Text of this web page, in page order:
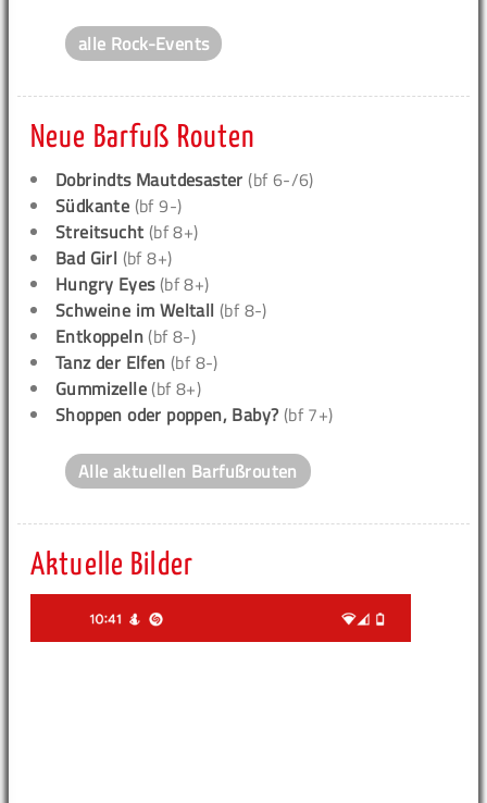
alle Rock-Events
Neue Barfuß Routen
Dobrindts Mautdesaster (bf 6-/6)
Südkante (bf 9-)
Streitsucht (bf 8+)
Bad Girl (bf 8+)
Hungry Eyes(bf 8+)
Schweine im Weltall (bf 8-)
Entkoppeln (bf 8-)
Tanz der Elfen (bf 8-)
Gummizelle (bf 8+)
Shoppen oder poppen, Baby? (bf 7+)
Alle aktuellen Barfußrouten
Aktuelle Bilder